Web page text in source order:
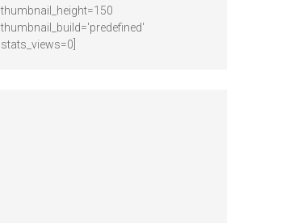
thumbnail_height=150
thumbnail_build='predefined'
stats_views=0]